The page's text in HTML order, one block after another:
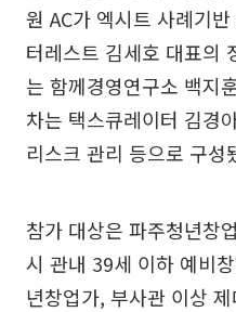
원 AC가 엑시트 사례기
터레스트 김세호 대표의
는 함께경영연구소 백지
차는 택스큐레이터 김경
리스크 관리 등으로 구성
참가 대상은 파주청년창
시 관내 39세 이하 예비
년창업가, 부사관 이상